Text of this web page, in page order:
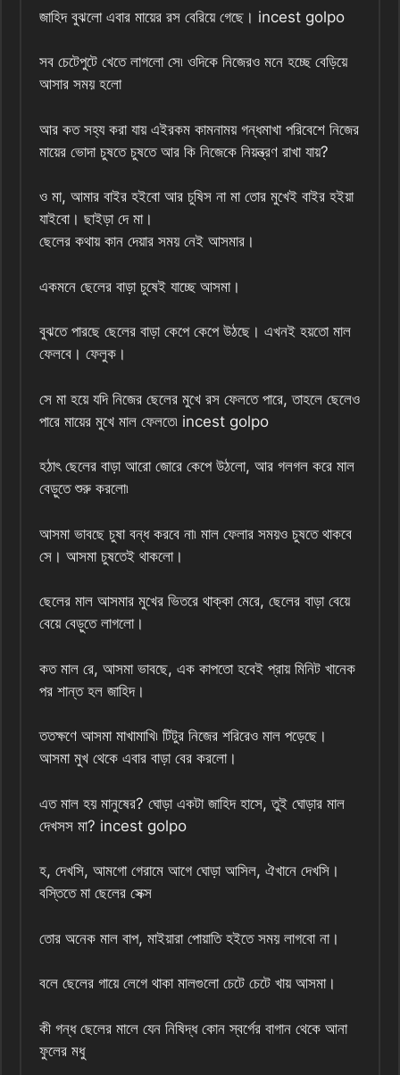
জাহিদ বুঝলো এবার মায়ের রস বেরিয়ে গেছে। incest golpo
সব চেটেপুটে খেতে লাগলো সে৷ ওদিকে নিজেরও মনে হচ্ছে বেড়িয়ে
আসার সময় হলো
আর কত সহ্য করা যায় এইরকম কামনাময় গন্ধমাখা পরিবেশে নিজের
মায়ের ভোদা চুষতে চুষতে আর কি নিজেকে নিয়ন্ত্রণ রাখা যায়?
ও মা, আমার বাইর হইবো আর চুষিস না মা তোর মুখেই বাইর হইয়া
যাইবো। ছাইড়া দে মা।
ছেলের কথায় কান দেয়ার সময় নেই আসমার।
একমনে ছেলের বাড়া চুষেই যাচ্ছে আসমা।
বুঝতে পারছে ছেলের বাড়া কেপে কেপে উঠছে। এখনই হয়তো মাল
ফেলবে। ফেলুক।
সে মা হয়ে যদি নিজের ছেলের মুখে রস ফেলতে পারে, তাহলে ছেলেও
পারে মায়ের মুখে মাল ফেলতে৷ incest golpo
হঠাৎ ছেলের বাড়া আরো জোরে কেপে উঠলো, আর গলগল করে মাল
বেড়ুতে শুরু করলো৷
আসমা ভাবছে চুষা বন্ধ করবে না৷ মাল ফেলার সময়ও চুষতে থাকবে
সে। আসমা চুষতেই থাকলো।
ছেলের মাল আসমার মুখের ভিতরে থাক্কা মেরে, ছেলের বাড়া বেয়ে
বেয়ে বেড়ুতে লাগলো।
কত মাল রে, আসমা ভাবছে, এক কাপতো হবেই প্রায় মিনিট খানেক
পর শান্ত হল জাহিদ।
ততক্ষণে আসমা মাখামাখি৷ টিটুর নিজের শরিরেও মাল পড়েছে।
আসমা মুখ থেকে এবার বাড়া বের করলো।
এত মাল হয় মানুষের? ঘোড়া একটা জাহিদ হাসে, তুই ঘোড়ার মাল
দেখসস মা? incest golpo
হ, দেখসি, আমগো গেরামে আগে ঘোড়া আসিল, ঐখানে দেখসি।
বস্তিতে মা ছেলের সেক্স
তোর অনেক মাল বাপ, মাইয়ারা পোয়াতি হইতে সময় লাগবো না।
বলে ছেলের গায়ে লেগে থাকা মালগুলো চেটে চেটে খায় আসমা।
কী গন্ধ ছেলের মালে যেন নিষিদ্ধ কোন স্বর্গের বাগান থেকে আনা
ফুলের মধু